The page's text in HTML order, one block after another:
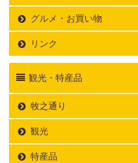
グルメ・お買い物
リンク
観光・特産品
牧之通り
観光
特産品